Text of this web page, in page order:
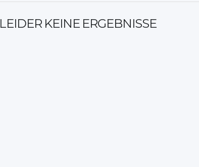
LEIDER KEINE ERGEBNISSE